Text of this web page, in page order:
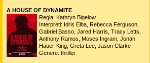
A HOUSE OF DYNAMITE
Regia: Kathryn Bigelow
Interpreti: Idris Elba, Rebecca Ferguson,
Gabriel Basso, Jared Harris, Tracy Letts,
Anthony Ramos, Moses Ingram, Jonah
Hauer-King, Greta Lee, Jason Clarke
Genere: thriller